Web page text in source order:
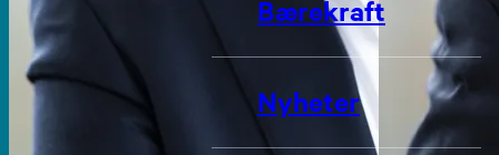
Bærekraft
Nyheter